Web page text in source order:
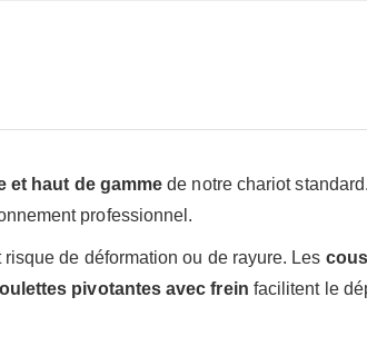
et haut de gamme de notre chariot
professionnel.
de déformation ou de rayure. Les
pivotantes avec frein facilitent le